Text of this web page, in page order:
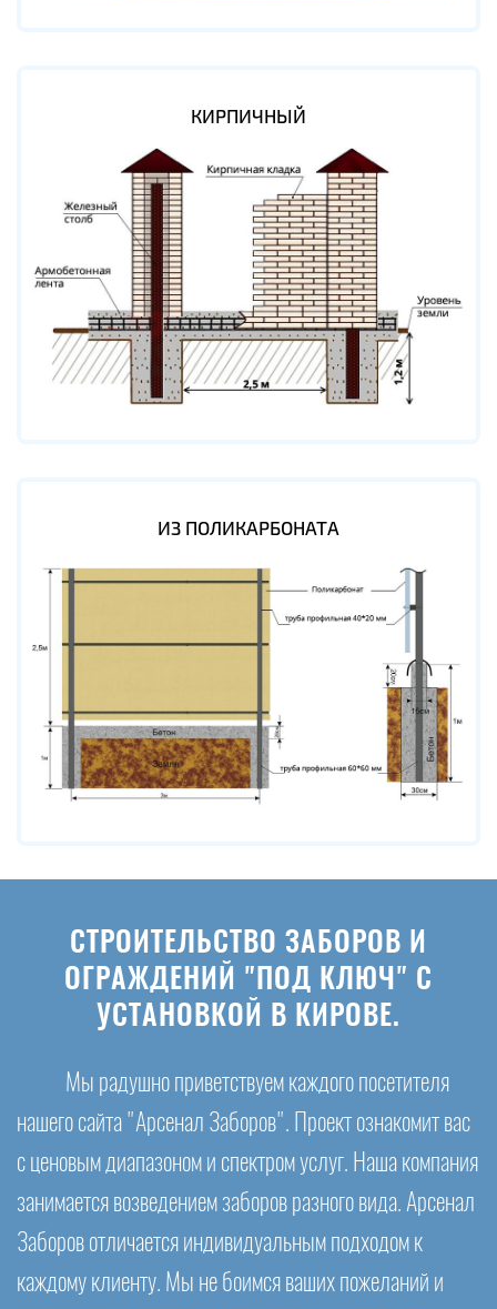
КИРПИЧНЫЙ
ИЗ ПОЛИКАРБОНАТА
СТРОИТЕЛЬСТВО ЗАБОРОВ И
ОГРАЖДЕНИЙ "ПОД КЛЮЧ" С
УСТАНОВКОЙ В КИРОВЕ.
Мы радушно приветствуем каждого посетителя
нашего сайта "Арсенал Заборов". Проект ознакомит вас
с ценовым диапазоном и спектром услуг. Наша компания
занимается возведением заборов разного вида. Арсенал
Заборов отличается индивидуальным подходом к
каждому клиенту. Мы не боимся ваших пожеланий и